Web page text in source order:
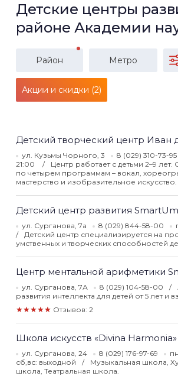
Детские центры
районе Академии
Район Метро
Акции и скидки (2)
Детский творческий центр Иван
ул. Кузьмы Чорного, 3 8 (029) 310-73-95
21:00
Центр работает с детьми 2–9
по четырем программам – вокал,
мастерство и изобразительное искусство.
Детский центр развития SmartUm
ул. Сурганова, 7а 8 (029) 844-58-00
Детский центр специализируется на
умственных и творческих способностей
Центр ментальной арифметики
ул. Сурганова, 7А 8 (029) 104-58-00
развития интеллекта для детей от 5 лет и
★★★★★ Отзывов: 2
Школа искусств «Divina Harmonia»
ул. Сурганова, 24 8 (029) 176-97-69
сб,вс: выходной
Музыкальная школа,
школа, Театральная школа.